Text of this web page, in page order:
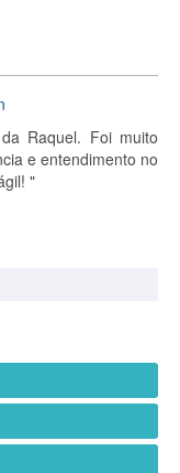
Raquel. Foi muito
e entendimento no
"